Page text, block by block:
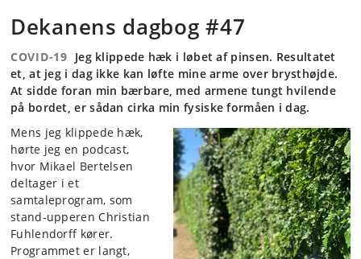
Dekanens dagbog #47
COVID-19 Jeg klippede hæk i løbet af pinsen. Resultatet
et, at jeg i dag ikke kan løfte mine arme over brysthøjde.
At sidde foran min bærbare, med armene tungt hvilende
på bordet, er sådan cirka min fysiske formåen i dag.
Mens jeg klippede hæk,
hørte jeg en podcast,
hvor Mikael Bertelsen
deltager i et
samtaleprogram, som
stand-upperen Christian
Fuhlendorff kører.
Programmet er langt,